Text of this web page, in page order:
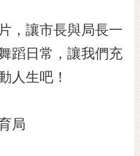
，讓市長與局長一
蹈日常，讓我們充
人生吧！
局